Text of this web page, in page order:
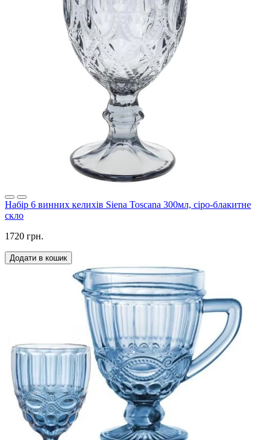
Набір 6 винних келихів Siena Toscana 300мл, сіро-блакитне
скло
1720 грн.
Додати в кошик